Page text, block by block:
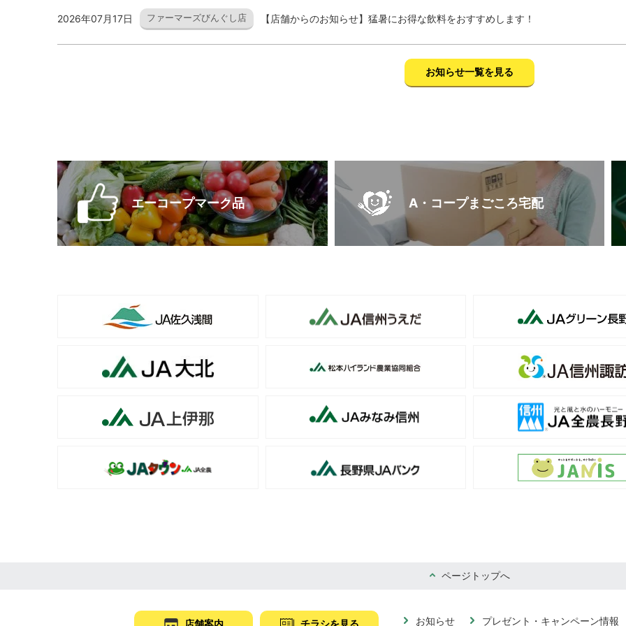
2026年07月17日 ファーマーズびんぐし店 【店舗からのお知らせ】猛暑にお得な飲料をおすすめします！
お知らせ一覧を見る
エーコープマーク品 A・コープまごころ宅配
ページトップへ
店舗案内 チラシを見る お知らせ プレゼント・キャンペーン情報